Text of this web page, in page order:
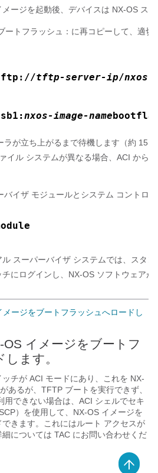
メージを起動後、デバイスは NX-OS ス
ートフラッシュ：に再コピーして、適
tftp-server-ip/nxos-
nxos-image-name
ラが立ち上がるまで待機します（約 15
イル システムが異なる場合、ACI から
バイザ モジュールとシステム コントロ
ル スーパーバイザ システムでは、スタ
チにログインし、NX-OS ソフトウェア
ージをブートフラッシュへロードし
イメージをブートフ
ます。
チが ACI モードにあり、これを NX-
あるが、TFTP ブートを実行できず、
用できない場合は、ACI シェルでセキ
）を使用して、NX-OS イメージを
きます。これにはルート アクセスが
については TAC にお問い合わせくだ